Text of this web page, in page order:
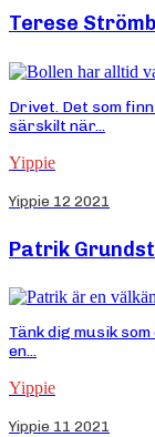
Terese
Drivet. Det som
särskilt när...
Yippie
Yippie 12 2021
Patrik
Tänk dig musik
en...
Yippie
Yippie 11 2021